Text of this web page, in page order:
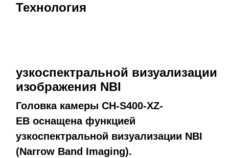
Технология
узкоспектральной визуализации
изображения NBI
Головка камеры CH-S400-XZ-
EB оснащена функцией
узкоспектральной визуализации NBI
(Narrow Band Imaging).